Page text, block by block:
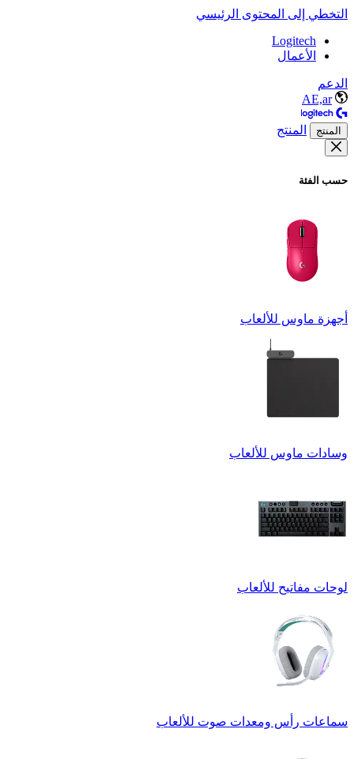
التخطي إلى المحتوى الرئيسي
Logitech
الأعمال
الدعم
AE,ar
المنتج المنتج
حسب الفئة
أجهزة ماوس للألعاب
وسادات ماوس للألعاب
لوحات مفاتيح للألعاب
سماعات رأس ومعدات صوت للألعاب